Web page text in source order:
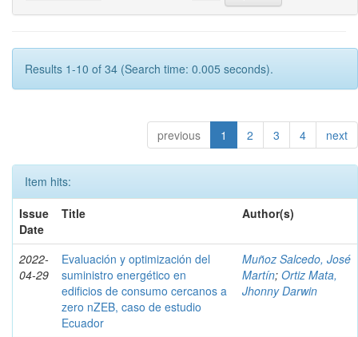
Results 1-10 of 34 (Search time: 0.005 seconds).
previous 1 2 3 4 next
Item hits:
Issue
Date
Title Author(s)
2022-
04-29
Evaluación y optimización del
suministro energético en
edificios de consumo cercanos a
zero nZEB, caso de estudio
Ecuador
Muñoz Salcedo, José
Martín; Ortiz Mata,
Jhonny Darwin